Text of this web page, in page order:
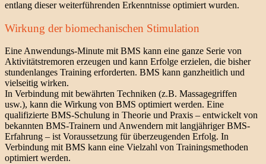
entlang dieser weiterführenden Erkenntnisse optimiert wurden.
Wirkung der biomechanischen Stimulation
Eine Anwendungs-Minute mit BMS kann eine ganze Serie von
Aktivitätstremoren erzeugen und kann Erfolge erzielen, die bisher
stundenlanges Training erforderten. BMS kann ganzheitlich und
vielseitig wirken.
In Verbindung mit bewährten Techniken (z.B. Massagegriffen
usw.), kann die Wirkung von BMS optimiert werden. Eine
qualifizierte BMS-Schulung in Theorie und Praxis – entwickelt von
bekannten BMS-Trainern und Anwendern mit langjähriger BMS-
Erfahrung – ist Voraussetzung für überzeugenden Erfolg. In
Verbindung mit BMS kann eine Vielzahl von Trainingsmethoden
optimiert werden.